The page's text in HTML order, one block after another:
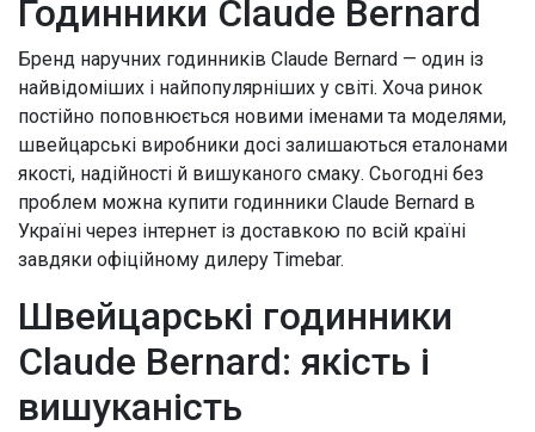
Годинники Claude Bernard
Бренд наручних годинників Claude Bernard — один із
найвідоміших і найпопулярніших у світі. Хоча ринок
постійно поповнюється новими іменами та моделями,
швейцарські виробники досі залишаються еталонами
якості, надійності й вишуканого смаку. Сьогодні без
проблем можна купити годинники Claude Bernard в
Україні через інтернет із доставкою по всій країні
завдяки офіційному дилеру Timebar.
Швейцарські годинники
Claude Bernard: якість і
вишуканість